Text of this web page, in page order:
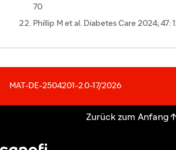
70
Phillip M et al. Diabetes Care 2024; 47:
MAT-DE-2504201-2.0-17/2026
Zurück zum Anfang